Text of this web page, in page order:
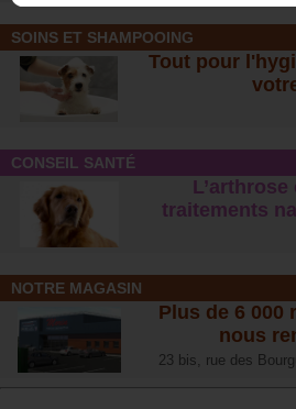
SOINS ET SHAMPOOING
Tout pour
CONSEIL SANTÉ
traitements
NOTRE MAGASIN
Plus de 6 000
nous
23 bis, rue des